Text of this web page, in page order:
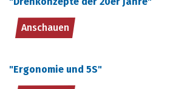
Anschauen
"Ergonomie und 5S"